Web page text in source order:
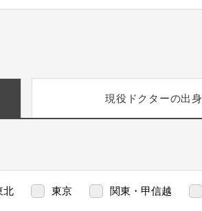
現役ドクターの出身
北 東京 関東・甲信越